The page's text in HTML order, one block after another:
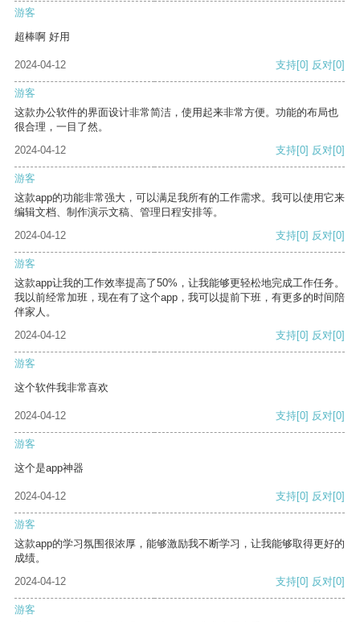
游客
超棒啊 好用
2024-04-12 支持[0] 反对[0]
游客
这款办公软件的界面设计非常简洁，使用起来非常方便。功能的布局也
很合理，一目了然。
2024-04-12
支持[0] 反对[0]
游客
这款app的功能非常强大，可以满足我所有的工作需求。我可以使用它来
编辑文档、制作演示文稿、管理日程安排等。
2024-04-12
支持[0] 反对[0]
游客
这款app让我的工作效率提高了50%，让我能够更轻松地完成工作任务。
我以前经常加班，现在有了这个app，我可以提前下班，有更多的时间陪
伴家人。
2024-04-12
支持[0] 反对[0]
游客
这个软件我非常喜欢
2024-04-12 支持[0] 反对[0]
游客
这个是app神器
2024-04-12 支持[0] 反对[0]
游客
这款app的学习氛围很浓厚，能够激励我不断学习，让我能够取得更好的
成绩。
2024-04-12
支持[0] 反对[0]
游客